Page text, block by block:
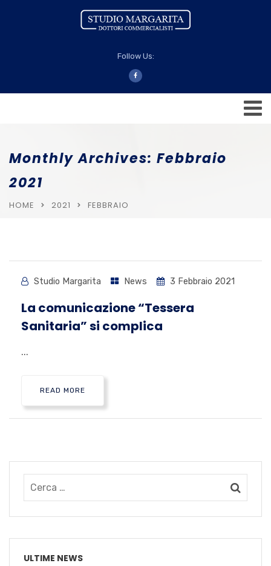
Follow Us:
Monthly Archives: Febbraio
2021
HOME 2021 FEBBRAIO
Studio Margarita News 3 Febbraio 2021
La comunicazione “Tessera
Sanitaria” si complica
...
READ MORE
ULTIME NEWS